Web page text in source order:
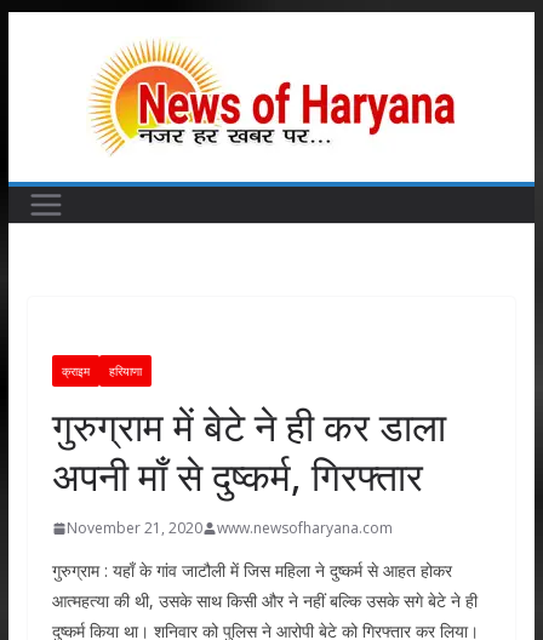
क्राइम हरियाणा
गुरुग्राम में बेटे ने ही कर डाला
अपनी माँ से दुष्कर्म, गिरफ्तार
November 21, 2020 www.newsofharyana.com
गुरुग्राम : यहाँ के गांव जाटौली में जिस महिला ने दुष्कर्म से आहत होकर
आत्महत्या की थी, उसके साथ किसी और ने नहीं बल्कि उसके सगे बेटे ने ही
दुष्कर्म किया था। शनिवार को पुलिस ने आरोपी बेटे को गिरफ्तार कर लिया।